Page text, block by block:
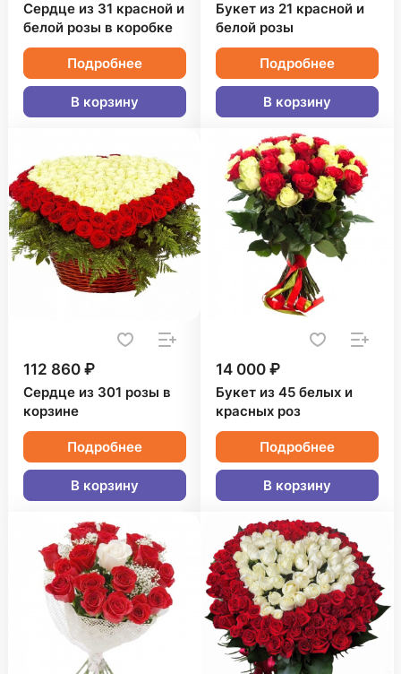
Сердце из 31 красной и
белой розы в коробке
Подробнее
В корзину
Букет из 21 красной и
белой розы
Подробнее
В корзину
112 860 ₽
Сердце из 301 розы в
корзине
Подробнее
В корзину
14 000 ₽
Букет из 45 белых и
красных роз
Подробнее
В корзину